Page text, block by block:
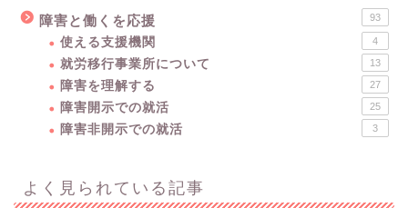
障害と働くを応援 93
使える支援機関 4
就労移行事業所について 13
障害を理解する 27
障害開示での就活 25
障害非開示での就活 3
よく見られている記事